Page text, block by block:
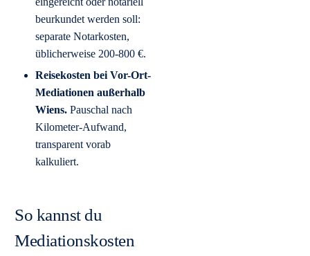
beurkundet werden soll:
separate Notarkosten,
üblicherweise 200-800 €.
Reisekosten bei Vor-Ort-
Mediationen außerhalb
Wiens. Pauschal nach
Kilometer-Aufwand,
transparent vorab
kalkuliert.
So kannst du
Mediationskosten